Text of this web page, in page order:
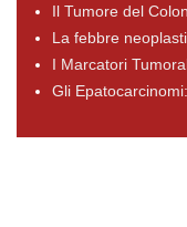
Il Tumore del
La febbre
I Marcatori
Gli